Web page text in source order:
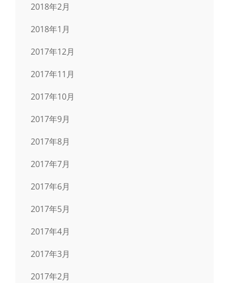
2018年2月
2018年1月
2017年12月
2017年11月
2017年10月
2017年9月
2017年8月
2017年7月
2017年6月
2017年5月
2017年4月
2017年3月
2017年2月